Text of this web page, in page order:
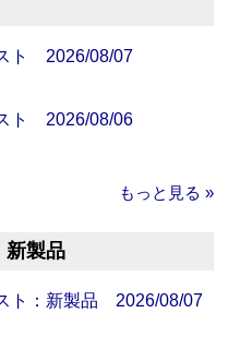
ト 2026/08/07
ト 2026/08/06
もっと見る »
製品
ト：新製品 2026/08/07